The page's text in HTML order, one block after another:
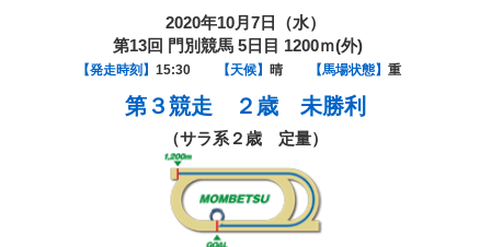
2020年10月7日（水）
第13回 門別競馬 5日目 1200ｍ(外)
【発走時刻】 15:30 【天候】 晴 【馬場状態】 重
第３競走 ２歳 未勝利
（サラ系２歳 定量）